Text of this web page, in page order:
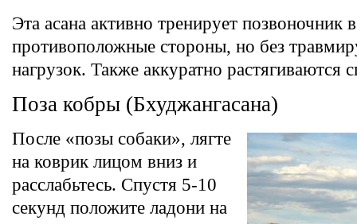
Эта асана активно тренирует позвоночник в
противоположные стороны, но без
нагрузок. Также аккуратно
Поза кобры (Бхуджангасана)
После «позы собаки», лягте
на коврик лицом вниз и
расслабьтесь. Спустя 5-10
секунд положите ладони на